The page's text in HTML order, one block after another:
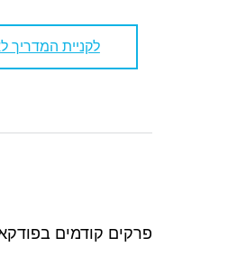
לקניית המדריך
פרקים קודמים